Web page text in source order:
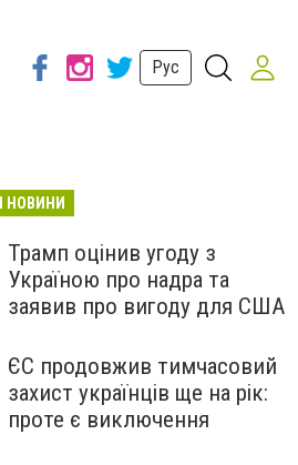
Рус
НОВИНИ
Трамп оцінив угоду з
Україною про надра та
заявив про вигоду для США
ЄС продовжив тимчасовий
захист українців ще на рік:
проте є виключення